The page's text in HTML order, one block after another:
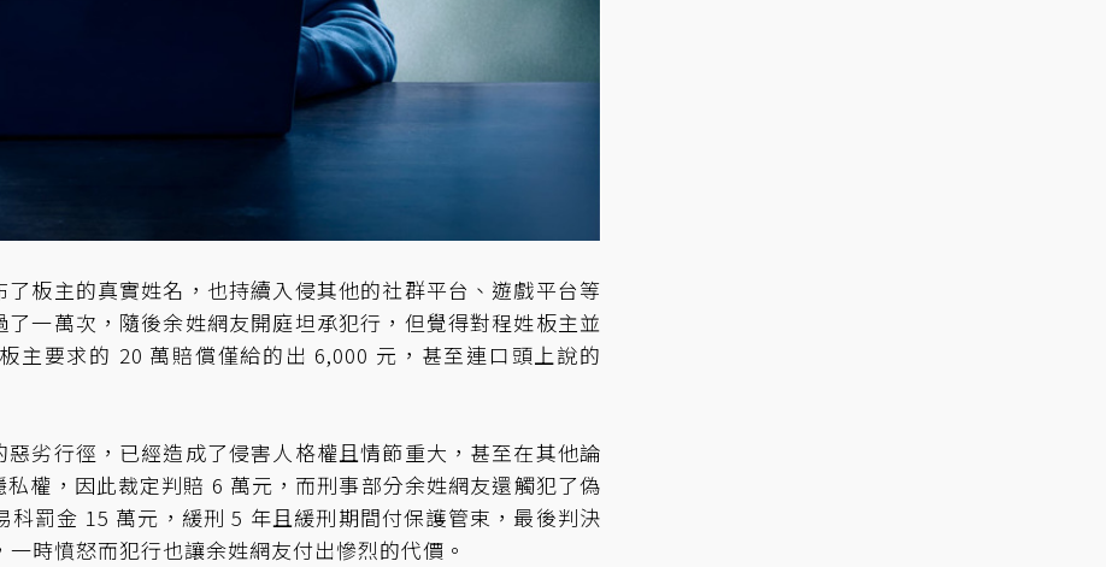
板主的真實姓名，也持續入侵其他的社群平台、遊戲平台等
一萬次，隨後余姓網友開庭坦承犯行，但覺得對程姓板主並
主要求的 20 萬賠償僅給的出 6,000 元，甚至連口頭上說的
劣行徑，已經造成了侵害人格權且情節重大，甚至在其他論
權，因此裁定判賠 6 萬元，而刑事部分余姓網友還觸犯了偽
罰金 15 萬元，緩刑 5 年且緩刑期間付保護管束，最後判決
時憤怒而犯行也讓余姓網友付出慘烈的代價。